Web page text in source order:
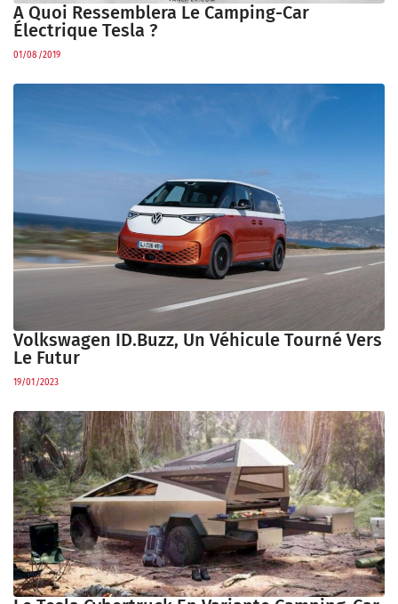
A Quoi Ressemblera Le Camping-Car
Électrique Tesla ?
01/08/2019
Volkswagen ID.Buzz, Un Véhicule Tourné Vers
Le Futur
19/01/2023